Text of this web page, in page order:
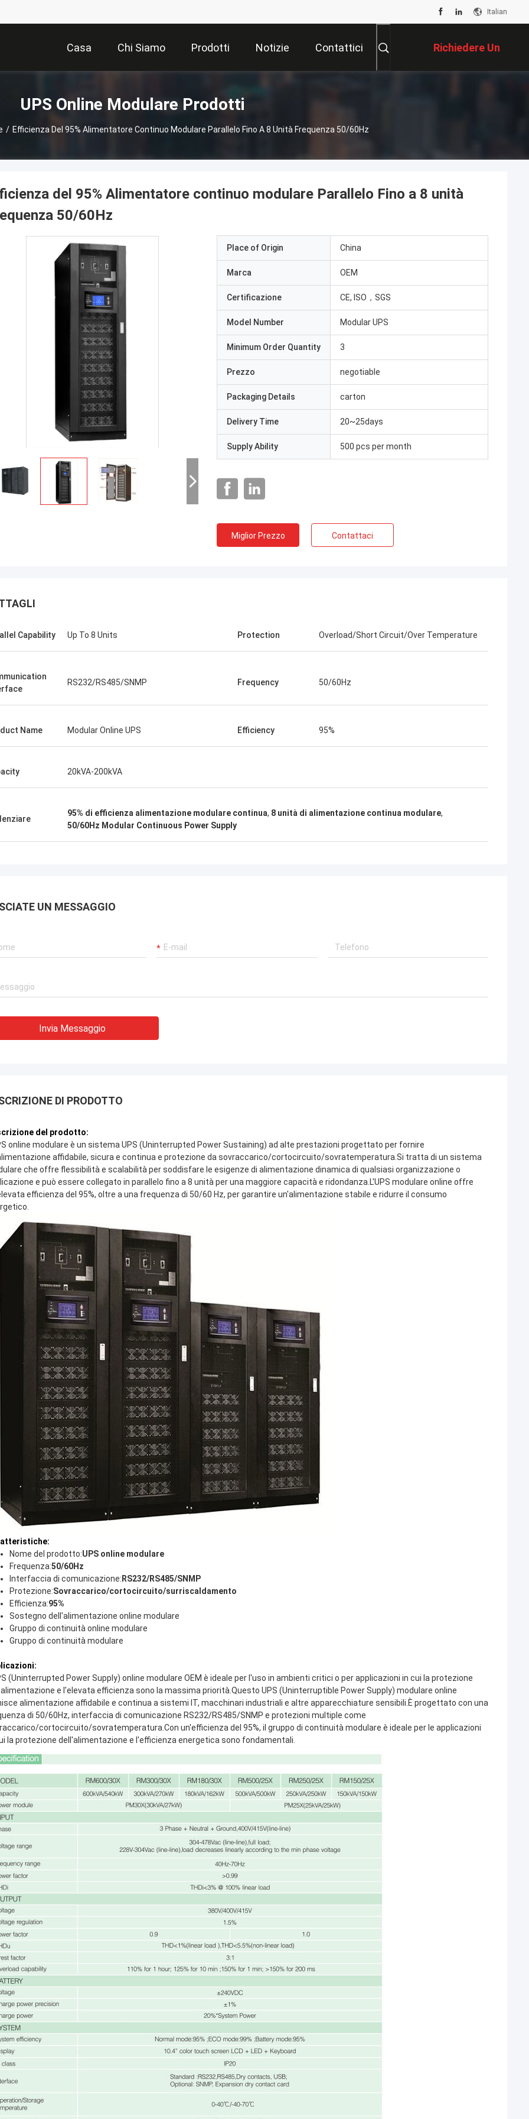
Italian
Casa Chi Siamo Prodotti Notizie Contattici Richiedere Un
Preventivo
UPS Online Modulare Prodotti
/ Efficienza Del 95% Alimentatore Continuo Modulare Parallelo Fino A 8 Unità Frequenza 50/60Hz
soddisfatto con i prodotti di G-
la qualità è molto buona e
del 95% Alimentatore continuo modulare Parallelo Fino a 8 unità
50/60Hz
Place of Origin China
Marca OEM
Certificazione CE, ISO，SGS
Model Number Modular UPS
Minimum Order Quantity 3
Prezzo negotiable
Packaging Details carton
Delivery Time 20~25days
Supply Ability 500 pcs per month
Miglior Prezzo Contattaci
Capability Up To 8 Units Protection Overload/Short Circuit/Over Temperature
RS232/RS485/SNMP Frequency 50/60Hz
Name Modular Online UPS Efficiency 95%
20kVA-200kVA
95% di efficienza alimentazione modulare continua, 8 unità di alimentazione continua modulare,
50/60Hz Modular Continuous Power Supply
UN MESSAGGIO
Invia Messaggio
DI PRODOTTO
del prodotto:
online modulare è un sistema UPS (Uninterrupted Power Sustaining) ad alte prestazioni progettato per fornire
affidabile, sicura e continua e protezione da sovraccarico/cortocircuito/sovratemperatura.Si tratta di un sistema
che offre flessibilità e scalabilità per soddisfare le esigenze di alimentazione dinamica di qualsiasi organizzazione o
e può essere collegato in parallelo fino a 8 unità per una maggiore capacità e ridondanza.L'UPS modulare online offre
efficienza del 95%, oltre a una frequenza di 50/60 Hz, per garantire un'alimentazione stabile e ridurre il consumo
Nome del prodotto:UPS online modulare
Frequenza:50/60Hz
Interfaccia di comunicazione: RS232/RS485/SNMP
Protezione:Sovraccarico/cortocircuito/surriscaldamento
Efficienza:95%
Sostegno dell'alimentazione online modulare
Gruppo di continuità online modulare
Gruppo di continuità modulare
(Uninterrupted Power Supply) online modulare OEM è ideale per l'uso in ambienti critici o per applicazioni in cui la protezione
e l'elevata efficienza sono la massima priorità.Questo UPS (Uninterruptible Power Supply) modulare online
alimentazione affidabile e continua a sistemi IT, macchinari industriali e altre apparecchiature sensibili.È progettato con una
di 50/60Hz, interfaccia di comunicazione RS232/RS485/SNMP e protezioni multiple come
cortocircuito/sovratemperatura.Con un'efficienza del 95%, il gruppo di continuità modulare è ideale per le applicazioni
la protezione dell'alimentazione e l'efficienza energetica sono fondamentali.